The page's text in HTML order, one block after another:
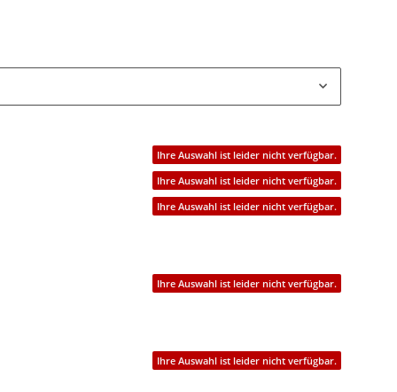
Ihre Auswahl ist leider nicht verfügbar.
Ihre Auswahl ist leider nicht verfügbar.
Ihre Auswahl ist leider nicht verfügbar.
Ihre Auswahl ist leider nicht verfügbar.
Ihre Auswahl ist leider nicht verfügbar.